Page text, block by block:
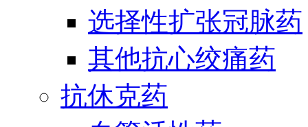
选择性扩张冠脉药
其他抗心绞痛药
抗休克药